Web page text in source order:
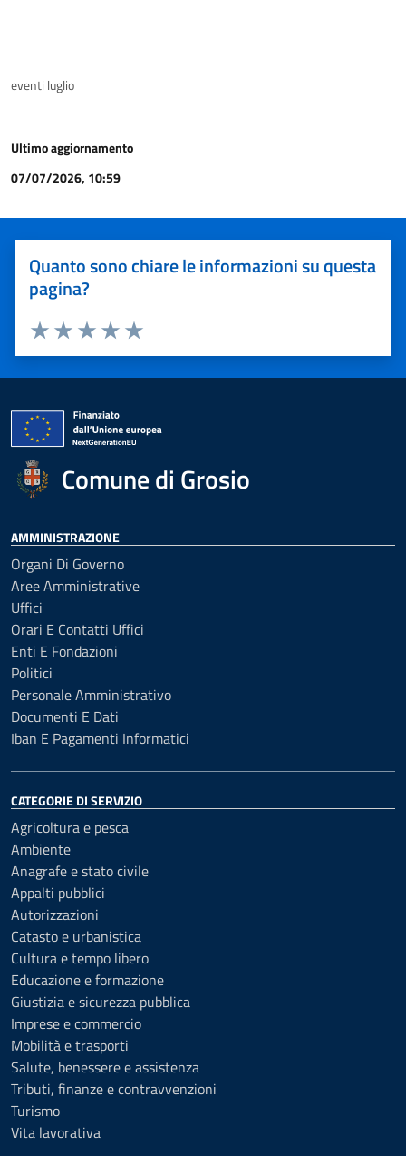
eventi luglio
Ultimo aggiornamento
07/07/2026, 10:59
Quanto sono chiare le informazioni su questa
pagina?
Valuta 5 stelle su 5
Valuta 4 stelle su 5
Valuta 3 stelle su 5
Valuta 2 stelle su 5
Valuta 1 stelle su 5
Comune di Grosio
AMMINISTRAZIONE
Organi Di Governo
Aree Amministrative
Uffici
Orari E Contatti Uffici
Enti E Fondazioni
Politici
Personale Amministrativo
Documenti E Dati
Iban E Pagamenti Informatici
CATEGORIE DI SERVIZIO
Agricoltura e pesca
Ambiente
Anagrafe e stato civile
Appalti pubblici
Autorizzazioni
Catasto e urbanistica
Cultura e tempo libero
Educazione e formazione
Giustizia e sicurezza pubblica
Imprese e commercio
Mobilità e trasporti
Salute, benessere e assistenza
Tributi, finanze e contravvenzioni
Turismo
Vita lavorativa